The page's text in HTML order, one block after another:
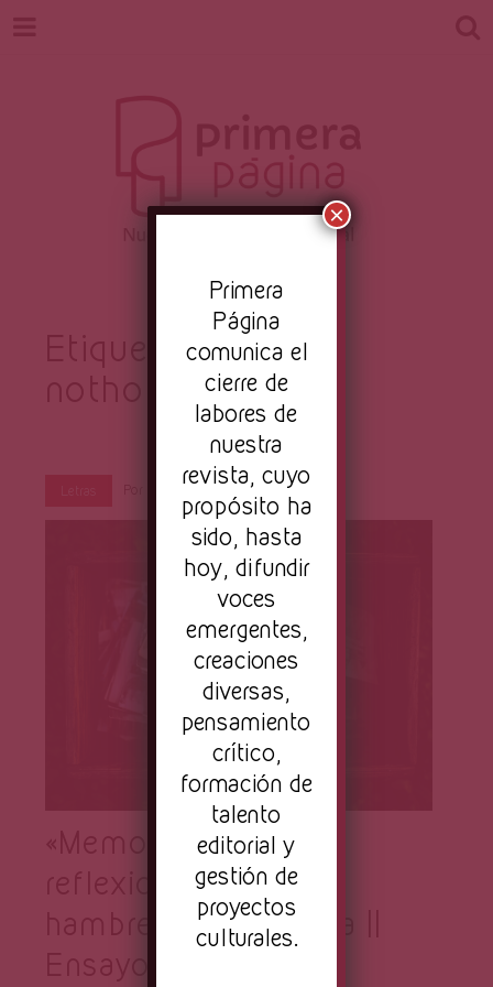
Revista
Primera
Página
Etiqueta:amélie
Sep 3, 2020
«Memory is hunger»,
reflexiones sobre el
hambre y la memoria ||
Primera
Página
comunica el
cierre de
labores de
nuestra
revista, cuyo
propósito ha
sido, hasta
hoy, difundir
voces
emergentes,
creaciones
diversas,
pensamiento
crítico,
formación de
talento
editorial y
gestión de
proyectos
culturales.
×